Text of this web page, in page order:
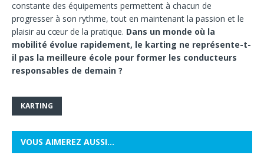
constante des équipements permettent à chacun de
progresser à son rythme, tout en maintenant la passion et le
plaisir au cœur de la pratique. Dans un monde où la
mobilité évolue rapidement, le karting ne représente-t-
il pas la meilleure école pour former les conducteurs
responsables de demain ?
KARTING
VOUS AIMEREZ AUSSI…